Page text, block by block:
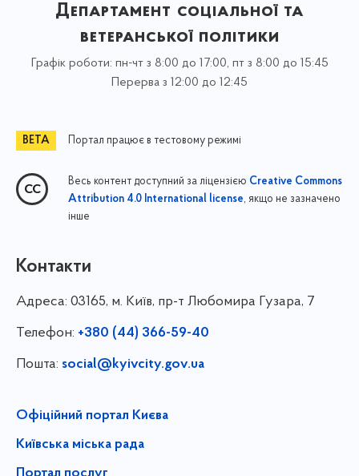
Департамент соціальної та
ветеранської політики
Графік роботи: пн-чт з 8:00 до 17:00, пт з 8:00 до 15:45
Перерва з 12:00 до 12:45
Портал працює в тестовому режимі
Весь контент доступний за ліцензією Creative Commons
Attribution 4.0 International license, якщо не зазначено
інше
Контакти
Адреса: 03165, м. Київ, пр-т Любомира Гузара, 7
Телефон: +380 (44) 366-59-40
Пошта: social@kyivcity.gov.ua
Офіційний портал Києва
Київська міська рада